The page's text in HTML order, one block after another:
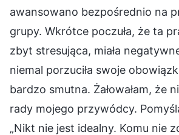
awansowano bezpośrednio na
grupy. Wkrótce poczuła, że ta
zbyt stresująca, miała
niemal porzuciła swoje
bardzo smutna. Żałowałam, że
rady mojego przywódcy.
„Nikt nie jest idealny. Komu nie